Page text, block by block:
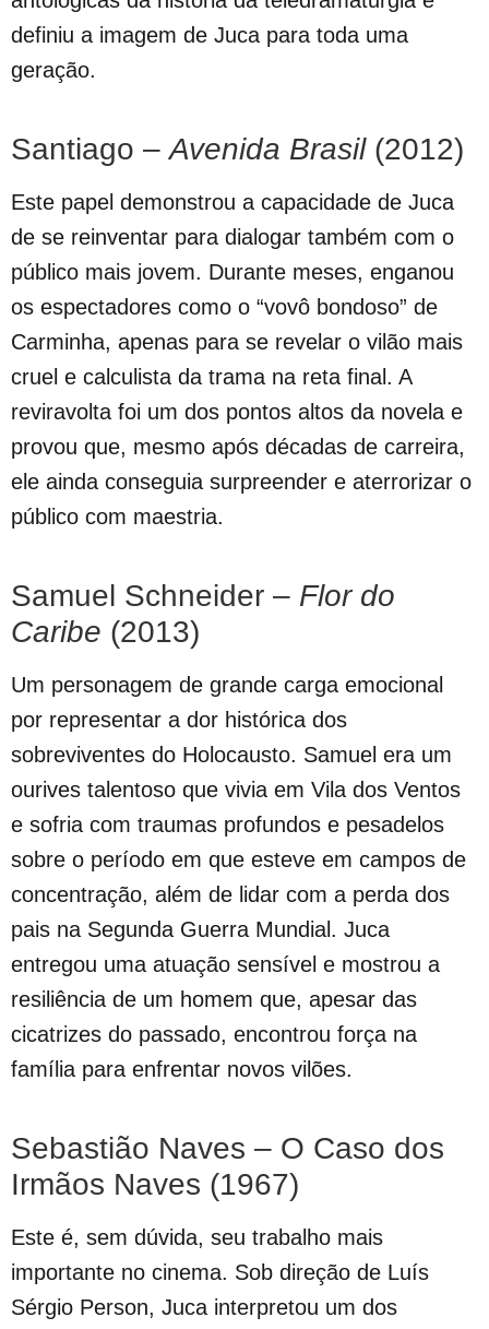
definiu a imagem de Juca para toda uma
geração.
Santiago –Avenida Brasil(2012)
Este papel demonstrou a capacidade de Juca
de se reinventar para dialogar também com o
público mais jovem. Durante meses, enganou
os espectadores como o “vovô bondoso” de
Carminha, apenas para se revelar o vilão mais
cruel e calculista da trama na reta final. A
reviravolta foi um dos pontos altos da novela e
provou que, mesmo após décadas de carreira,
ele ainda conseguia surpreender e aterrorizar o
público com maestria.
Samuel Schneider – Flor do
Caribe (2013)
Um personagem de grande carga emocional
por representar a dor histórica dos
sobreviventes do Holocausto. Samuel era um
ourives talentoso que vivia em Vila dos Ventos
e sofria com traumas profundos e pesadelos
sobre o período em que esteve em campos de
concentração, além de lidar com a perda dos
pais na Segunda Guerra Mundial. Juca
entregou uma atuação sensível e mostrou a
resiliência de um homem que, apesar das
cicatrizes do passado, encontrou força na
família para enfrentar novos vilões.
Sebastião Naves – O Caso dos
Irmãos Naves (1967)
Este é, sem dúvida, seu trabalho mais
importante no cinema. Sob direção de Luís
Sérgio Person, Juca interpretou um dos